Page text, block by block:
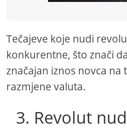
Tečajeve koje nudi
konkurentne, što znači
značajan iznos novca na
razmjene valuta.
3. Revolut